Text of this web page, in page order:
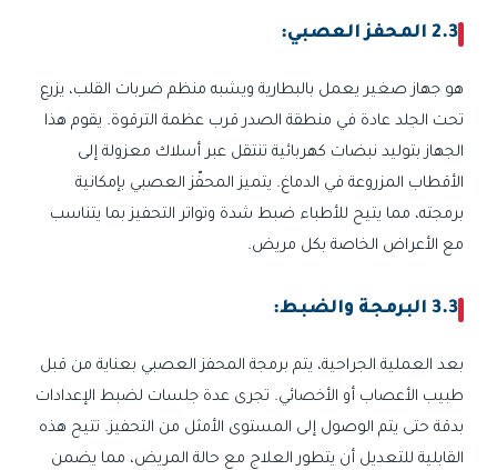
2.3 المحفز العصبي:
هو جهاز صغير يعمل بالبطارية ويشبه منظم ضربات القلب، يزرع
تحت الجلد عادة في منطقة الصدر قرب عظمة الترقوة. يقوم هذا
الجهاز بتوليد نبضات كهربائية تنتقل عبر أسلاك معزولة إلى
الأقطاب المزروعة في الدماغ. يتميز المحفّز العصبي بإمكانية
برمجته، مما يتيح للأطباء ضبط شدة وتواتر التحفيز بما يتناسب
مع الأعراض الخاصة بكل مريض.
3.3 البرمجة والضبط:
بعد العملية الجراحية، يتم برمجة المحفز العصبي بعناية من قبل
طبيب الأعصاب أو الأخصائي. تجرى عدة جلسات لضبط الإعدادات
بدقة حتى يتم الوصول إلى المستوى الأمثل من التحفيز. تتيح هذه
القابلية للتعديل أن يتطور العلاج مع حالة المريض، مما يضمن